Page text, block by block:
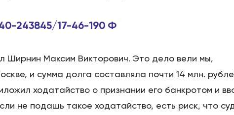
243845/17-46-190 Ф
Ширнин Максим Викторович. Это дело вели мы,
и сумма долга составляла почти 14 млн.
ходатайство о признании его банкротом и
не подашь такое ходатайство, есть риск, что